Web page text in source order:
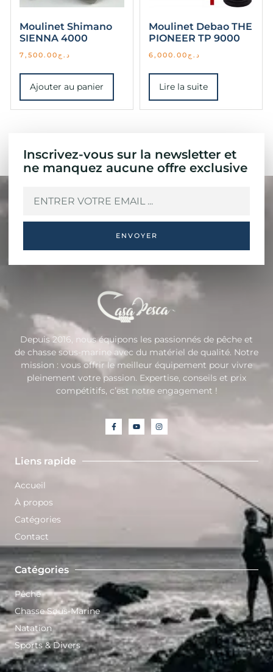
Moulinet Shimano
SIENNA 4000
د.ج 7,500.00
Ajouter au panier
Moulinet Debao THE
PIONEER TP 9000
د.ج 6,000.00
Lire la suite
Inscrivez-vous sur la newsletter et
ne manquez aucune offre exclusive
ENVOYER
Depuis 2016, nous équipons les passionnés de pêche et
de chasse sous-marine avec du matériel de qualité. Notre
mission : vous offrir le meilleur équipement pour vivre
pleinement votre passion. Expertise, conseils et prix
compétitifs, c’est notre engagement !
Liens rapide
Accueil
À propos
Catégories
Contact
Catégories
Pêche
Chasse Sous-Marine
Natation
Sports & Divers